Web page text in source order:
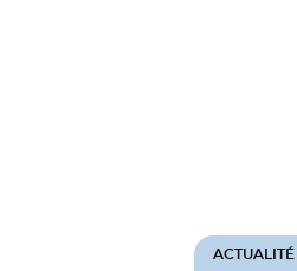
ACTUALITÉ